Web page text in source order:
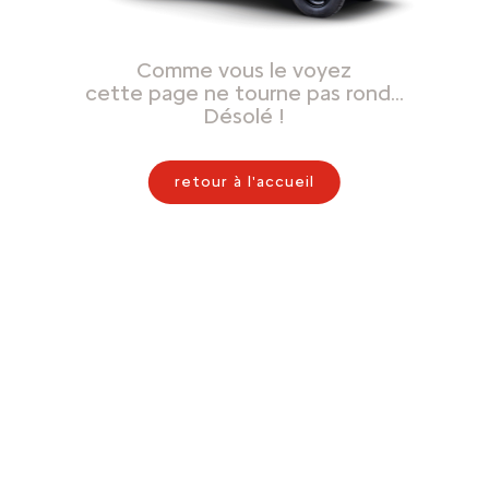
Comme vous le voyez
cette page ne tourne pas rond…
Désolé !
retour à l'accueil